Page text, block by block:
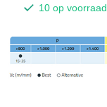
10 op voorraad